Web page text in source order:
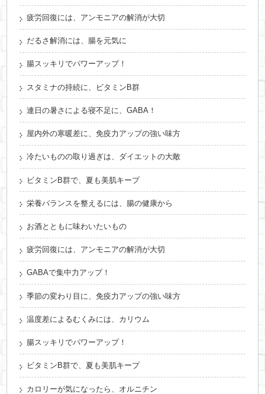
疲労回復には、アンモニアの解消が大切
だるさ解消には、腸を元気に
腸スッキリでパワーアップ！
スタミナの持続に、ビタミンB群
連日の暑さによる寝不足に、GABA！
屋内外の寒暖差に、免疫力アップの強い味方
冷たいものの取り過ぎは、ダイエットの大敵
ビタミンB群で、夏も美肌キープ
栄養バランスを整えるには、腸の健康から
お酒とともに味わいたいもの
疲労回復には、アンモニアの解消が大切
GABAで集中力アップ！
季節の変わり目に、免疫力アップの強い味方
温度差によるむくみには、カリウム
腸スッキリでパワーアップ！
ビタミンB群で、夏も美肌キープ
カロリーが気になったら、オルニチン